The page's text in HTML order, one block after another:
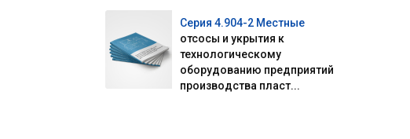
Серия 4.904-2 Местные
отсосы и укрытия к
технологическому
оборудованию предприятий
производства пласт...